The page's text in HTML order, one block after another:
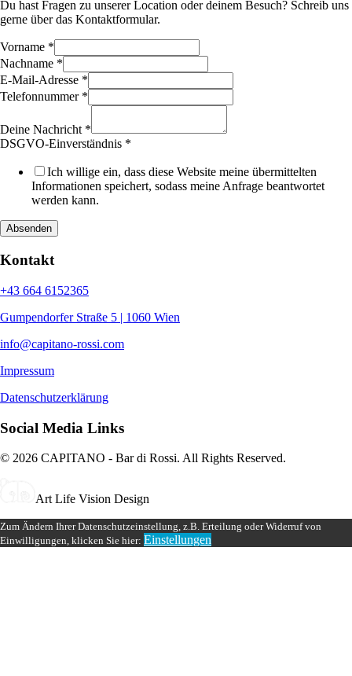
Du hast Fragen zu unserer Location oder deinem Besuch? Schreib uns
gerne über das Kontaktformular.
Vorname *
Nachname *
E-Mail-Adresse *
Telefonnummer *
Deine Nachricht *
Telefonnummer
Layout
DSGVO-Einverständnis *
Ich willige ein, dass diese Website meine übermittelten
Informationen speichert, sodass meine Anfrage beantwortet
werden kann.
Absenden
Kontakt
+43 664 6152365
Gumpendorfer Straße 5 | 1060 Wien
info@capitano-rossi.com
Impressum
Datenschutzerklärung
Social Media Links
© 2026 CAPITANO - Bar di Rossi. All Rights Reserved.
Art Life Vision Design
Zum Ändern Ihrer Datenschutzeinstellung, z.B. Erteilung oder Widerruf von
Einwilligungen, klicken Sie hier: Einstellungen